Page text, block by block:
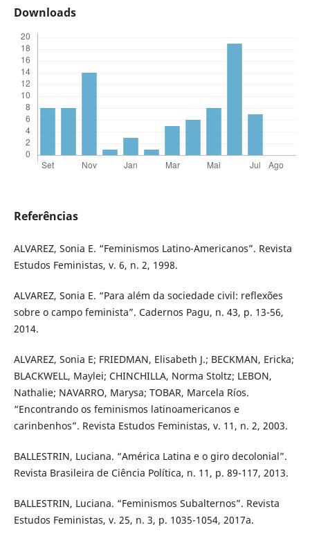
Downloads
Referências
ALVAREZ, Sonia E. “Feminismos Latino-Americanos”. Revista
Estudos Feministas, v. 6, n. 2, 1998.
ALVAREZ, Sonia E. “Para além da sociedade civil: reflexões
sobre o campo feminista”. Cadernos Pagu, n. 43, p. 13-56,
2014.
ALVAREZ, Sonia E; FRIEDMAN, Elisabeth J.; BECKMAN, Ericka;
BLACKWELL, Maylei; CHINCHILLA, Norma Stoltz; LEBON,
Nathalie; NAVARRO, Marysa; TOBAR, Marcela Ríos.
“Encontrando os feminismos latinoamericanos e
carinbenhos”. Revista Estudos Feministas, v. 11, n. 2, 2003.
BALLESTRIN, Luciana. “América Latina e o giro decolonial”.
Revista Brasileira de Ciência Política, n. 11, p. 89-117, 2013.
BALLESTRIN, Luciana. “Feminismos Subalternos”. Revista
Estudos Feministas, v. 25, n. 3, p. 1035-1054, 2017a.